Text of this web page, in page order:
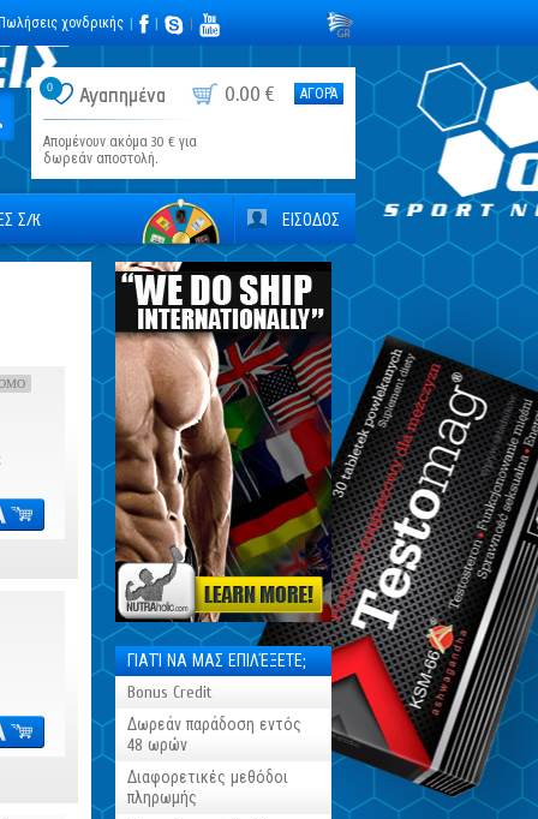
Πωλήσεις χονδρικής | | |
0 Αγαπημένα 0.00 € ΑΓΟΡΆ
Απομένουν ακόμα 30 € για
δωρεάν αποστολή.
Σ/К ΕΙΣΟΔΟΣ
ΓΙΑΤΊ ΝΑ ΜΑΣ ΕΠΙΛΈΞΕΤΕ;
Bonus Credit
Δωρεάν παράδοση εντός
48 ωρών
Διαφορετικές μεθόδοι
πληρωμής